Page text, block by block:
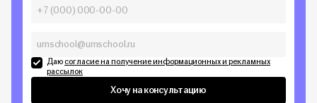
Даюсогласие на получение информационных и рекламных
рассылок
Хочу на консультацию